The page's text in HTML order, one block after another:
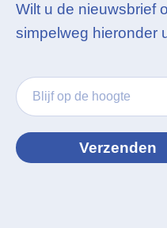
Wilt u de nieuwsbrief
simpelweg hieronder